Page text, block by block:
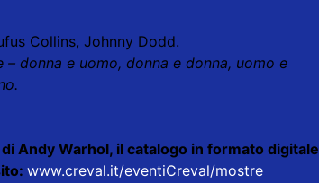
Collins, Johnny Dodd.
donna e uomo, donna e donna, uomo e
Andy Warhol, il catalogo in formato digitale
www.creval.it/eventiCreval/mostre